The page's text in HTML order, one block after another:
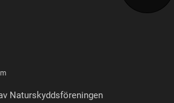
Naturskyddsföreningen